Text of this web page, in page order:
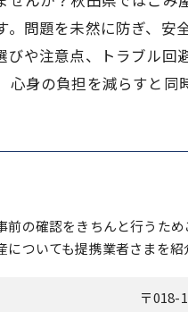
問題を未然に防ぎ、
や注意点、トラブル
身の負担を減らすと
の確認をきちんと行うため
ついても提携業者さまを紹
〒018-